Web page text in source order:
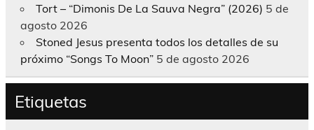
Tort – “Dimonis De La Sauva Negra” (2026) 5 de
agosto 2026
Stoned Jesus presenta todos los detalles de su
próximo “Songs To Moon” 5 de agosto 2026
Etiquetas